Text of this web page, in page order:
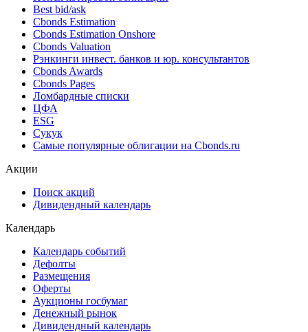
Поиск облигаций & Карты рынка
Поиск облигаций (ИИ)
Ближайшие размещения (Россия)
Поиск котировок облигаций
Best bid/ask
Cbonds Estimation
Cbonds Estimation Onshore
Cbonds Valuation
Рэнкинги инвест. банков и юр. консультантов
Cbonds Awards
Cbonds Pages
Ломбардные списки
ESG
Самые популярные облигации на Cbonds.ru
Дивидендный календарь
Календарь
Календарь событий
Дефолты
Размещения